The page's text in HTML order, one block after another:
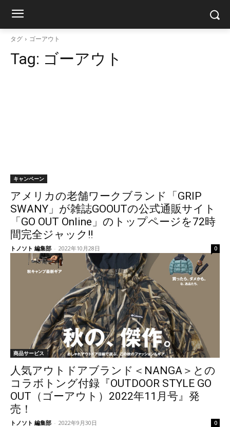
タグ ゴーアウト
Tag: ゴーアウト
キャンペーン
アメリカの老舗ワークブランド「GRIP
SWANY」が雑誌GOOUTの公式通販サイト
「GO OUT Online」のトップページを72時
間完全ジャック!!
トノソト 編集部 - 2022年10月28日 0
商品サービス
人気アウトドアブランド＜NANGA＞との
コラボトング付録『OUTDOOR STYLE GO
OUT（ゴーアウト）2022年11月号』発
売！
トノソト 編集部 - 2022年9月30日 0